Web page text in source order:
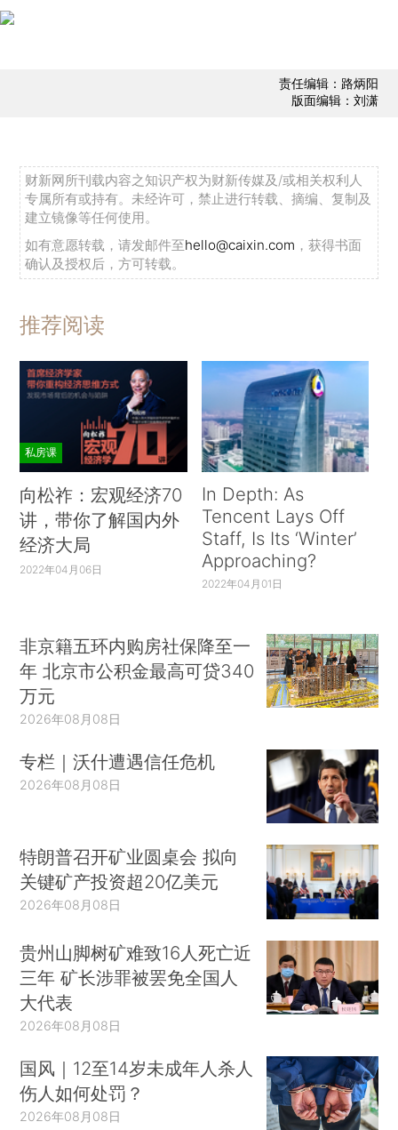
责任编辑：路炳阳
版面编辑：刘潇
财新网所刊载内容之知识产权为财新传媒及/或相关权利人
专属所有或持有。未经许可，禁止进行转载、摘编、复制及
建立镜像等任何使用。
如有意愿转载，请发邮件至hello@caixin.com ，获得书面
确认及授权后，方可转载。
推荐阅读
私房课
向松祚：宏观经济70
讲，带你了解国内外
经济大局
2022年04月06日
In Depth: As
Tencent Lays Off
Staff, Is Its ‘Winter’
Approaching?
2022年04月01日
非京籍五环内购房社保降至一
年 北京市公积金最高可贷340
万元
2026年08月08日
专栏｜沃什遭遇信任危机
2026年08月08日
特朗普召开矿业圆桌会 拟向
关键矿产投资超20亿美元
2026年08月08日
贵州山脚树矿难致16人死亡近
三年 矿长涉罪被罢免全国人
大代表
2026年08月08日
国风｜12至14岁未成年人杀人
伤人如何处罚？
2026年08月08日